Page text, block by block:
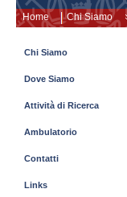
Home Chi Siamo
Chi Siamo
Dove Siamo
Attività di Ricerca
Ambulatorio
Contatti
Links